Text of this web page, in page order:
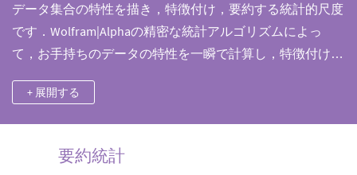
データ集合の特性を描き，特徴付け，要約する統計的尺度
です．Wolfram|Alphaの精密な統計アルゴリズムによっ
て，お手持ちのデータの特性を一瞬で計算し，特徴付ける
+ 展開する
要約統計